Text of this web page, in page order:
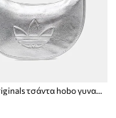
adidas Originals τσάντα hobo γυναικεία από απομίμηση δέρματος Adicolor